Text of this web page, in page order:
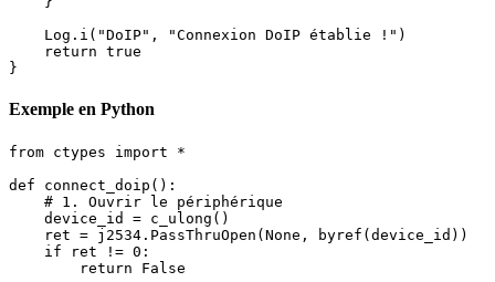
    Log.i("DoIP", "Connexion DoIP établie !")
    return true
}
Exemple en Python
from ctypes import *
def connect_doip():
    # 1. Ouvrir le périphérique
    device_id = c_ulong()
    ret = j2534.PassThruOpen(None, byref(device_id))
    if ret != 0:
        return False